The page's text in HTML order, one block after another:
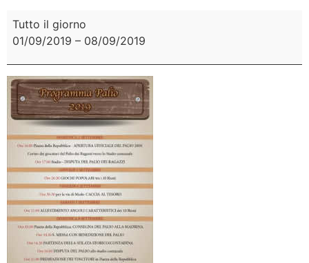
Tutto il giorno
01/09/2019 – 08/09/2019